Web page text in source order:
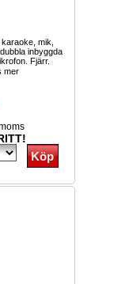
mik,
inbyggda
Fjärr.
mer